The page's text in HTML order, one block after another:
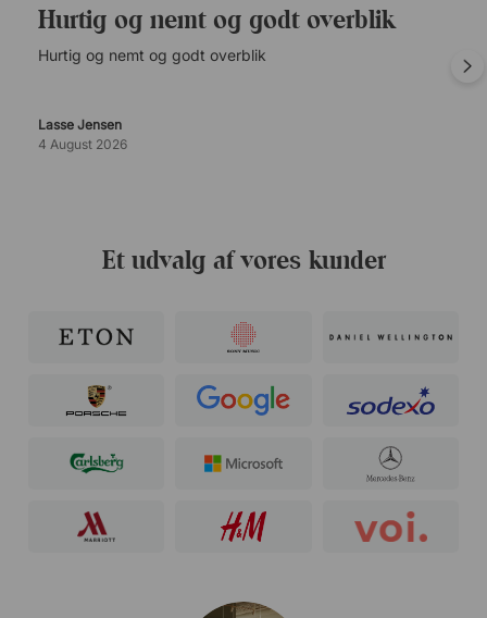
Hurtig og nemt og godt overblik
Hurtig og nemt og godt overblik
Lasse Jensen
4 August 2026
Et udvalg af vores kunder